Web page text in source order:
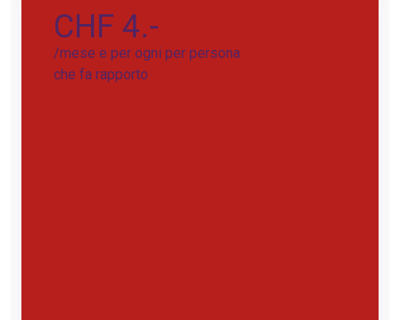
CHF 4.-
/mese e per ogni per persona
che fa rapporto